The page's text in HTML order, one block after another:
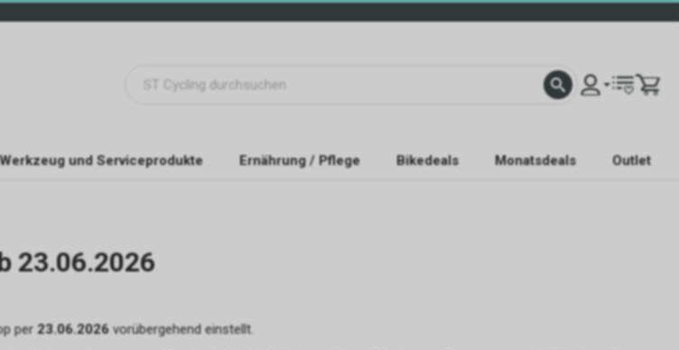
Werkzeug und Serviceprodukte Ernährung / Pflege Bikedeals Monatsdeals Outlet
23.06.2026
per 23.06.2026 vorübergehend einstellt.